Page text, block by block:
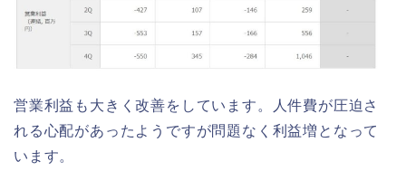
営業利益も大きく改善をしています。人件費が圧迫さ
れる心配があったようですが問題なく利益増となって
います。